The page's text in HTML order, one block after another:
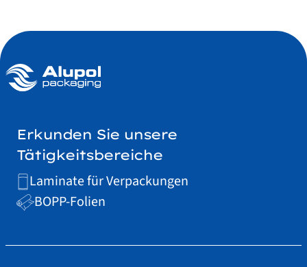
Erkunden Sie unsere
Tätigkeitsbereiche
Laminate für Verpackungen
BOPP-Folien